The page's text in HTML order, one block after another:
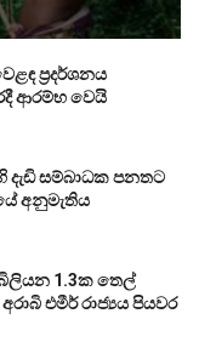
ප්‍රදර්ශනය
ආරම්භ වෙයි
දැඩි සම්බාධක පනතට
අනුමැතිය
බිලියන 1.3ක තෙල්
එමීර් රාජ්‍යය පියවර